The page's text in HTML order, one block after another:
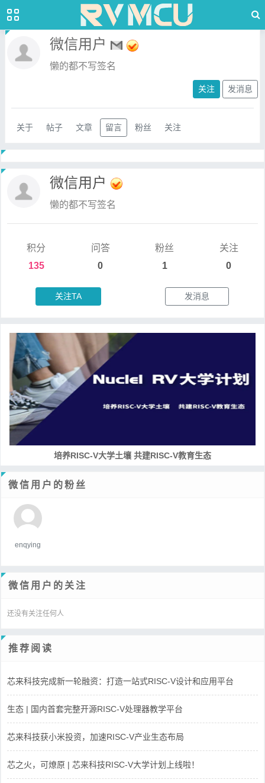
微信用户
懒的都不写签名
关注 发消息
关于 帖子 文章 留言 粉丝 关注
微信用户
懒的都不写签名
积分
135
问答
0
粉丝
1
关注
0
关注TA 发消息
RISC-V处理器设计系列课程
微信用户的粉丝
enqying
微信用户的关注
还没有关注任何人
推荐阅读
芯来科技完成新一轮融资：打造一站式RISC-V设计和应用平台
生态 | 国内首套完整开源RISC-V处理器教学平台
芯来科技获小米投资，加速RISC-V产业生态布局
芯之火，可燎原 | 芯来科技RISC-V大学计划上线啦！